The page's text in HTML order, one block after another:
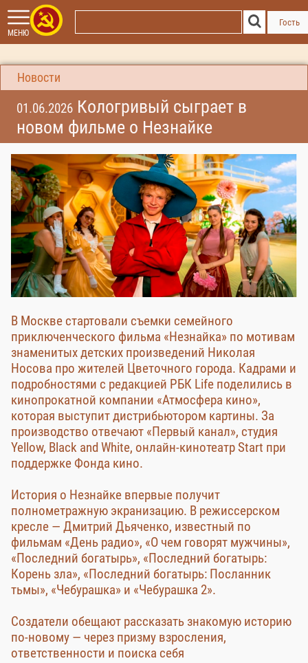
МЕНЮ
Гость
Новости
01.06.2026 Кологривый сыграет в
новом фильме о Незнайке
В Москве стартовали съемки семейного
приключенческого фильма «Незнайка» по мотивам
знаменитых детских произведений Николая
Носова про жителей Цветочного города. Кадрами и
подробностями с редакцией РБК Life поделились в
кинопрокатной компании «Атмосфера кино»,
которая выступит дистрибьютором картины. За
производство отвечают «Первый канал», студия
Yellow, Black and White, онлайн-кинотеатр Start при
поддержке Фонда кино.
История о Незнайке впервые получит
полнометражную экранизацию. В режиссерском
кресле — Дмитрий Дьяченко, известный по
фильмам «День радио», «О чем говорят мужчины»,
«Последний богатырь», «Последний богатырь:
Корень зла», «Последний богатырь: Посланник
тьмы», «Чебурашка» и «Чебурашка 2».
Создатели обещают рассказать знакомую историю
по-новому — через призму взросления,
ответственности и поиска себя